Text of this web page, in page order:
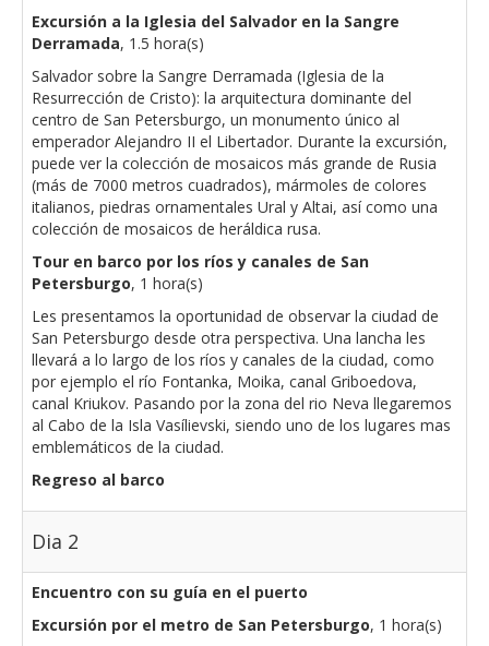
Excursión a la Iglesia del Salvador en la Sangre
Derramada, 1.5 hora(s)
Salvador sobre la Sangre Derramada (Iglesia de la
Resurrección de Cristo): la arquitectura dominante del
centro de San Petersburgo, un monumento único al
emperador Alejandro II el Libertador. Durante la excursión,
puede ver la colección de mosaicos más grande de Rusia
(más de 7000 metros cuadrados), mármoles de colores
italianos, piedras ornamentales Ural y Altai, así como una
colección de mosaicos de heráldica rusa.
Tour en barco por los ríos y canales de San
Petersburgo, 1 hora(s)
Les presentamos la oportunidad de observar la ciudad de
San Petersburgo desde otra perspectiva. Una lancha les
llevará a lo largo de los ríos y canales de la ciudad, como
por ejemplo el río Fontanka, Moika, canal Griboedova,
canal Kriukov. Pasando por la zona del rio Neva llegaremos
al Cabo de la Isla Vasílievski, siendo uno de los lugares mas
emblemáticos de la ciudad.
Regreso al barco
Dia 2
Encuentro con su guía en el puerto
Excursión por el metro de San Petersburgo, 1 hora(s)